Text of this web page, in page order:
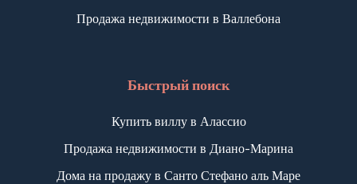
Продажа недвижимости в Валлебона
Быстрый поиск
Купить виллу в Алассио
Продажа недвижимости в Диано-Марина
Дома на продажу в Санто Стефано аль Маре